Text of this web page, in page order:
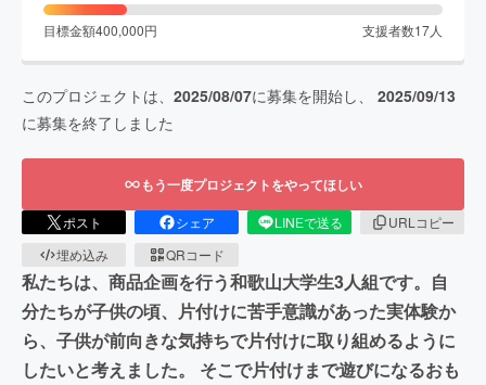
目標金額400,000円 支援者数17人
このプロジェクトは、 2025/08/07に募集を開始し、 2025/09/13
に募集を終了しました
もう一度プロジェクトをやってほしい
ポスト シェア LINEで送る
URLコピー
埋め込み
QRコード
私たちは、商品企画を行う和歌山大学生3人組です。自
分たちが子供の頃、片付けに苦手意識があった実体験か
ら、子供が前向きな気持ちで片付けに取り組めるように
したいと考えました。 そこで片付けまで遊びになるおも